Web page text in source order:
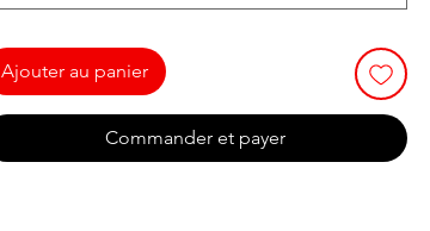
Ajouter au panier
Commander et payer